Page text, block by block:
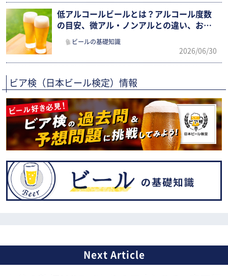
低アルコールビールとは？アルコール度数
の目安、微アル・ノンアルとの違い、おす
ビールの基礎知識
2026/06/30
ビア検（日本ビール検定）情報